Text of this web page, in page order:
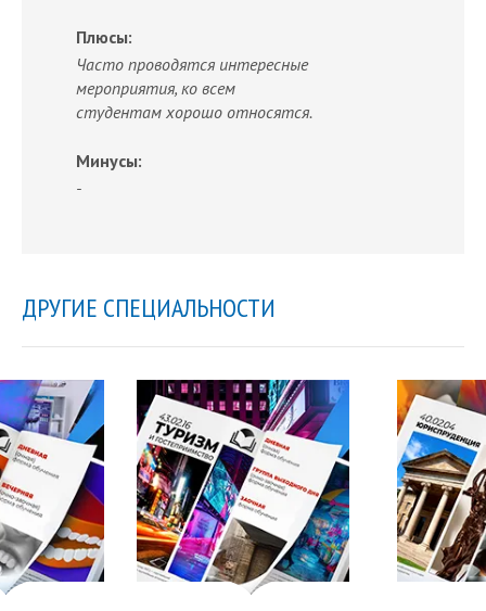
Плюсы:
Часто проводятся интересные
мероприятия, ко всем
студентам хорошо относятся.
Минусы:
-
ДРУГИЕ СПЕЦИАЛЬНОСТИ